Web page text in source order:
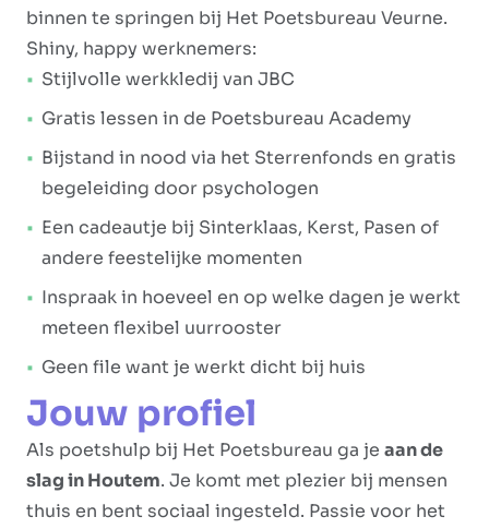
binnen te springen bij Het Poetsbureau Veurne.
Shiny, happy werknemers:
Stijlvolle werkkledij van JBC
Gratis lessen in de Poetsbureau Academy
Bijstand in nood via het Sterrenfonds en gratis
begeleiding door psychologen
Een cadeautje bij Sinterklaas, Kerst, Pasen of
andere feestelijke momenten
Inspraak in hoeveel en op welke dagen je werkt
meteen flexibel uurrooster
Geen file want je werkt dicht bij huis
Jouw profiel
Als poetshulp bij Het Poetsbureau ga je aan de
slag in Houtem. Je komt met plezier bij mensen
thuis en bent sociaal ingesteld. Passie voor het